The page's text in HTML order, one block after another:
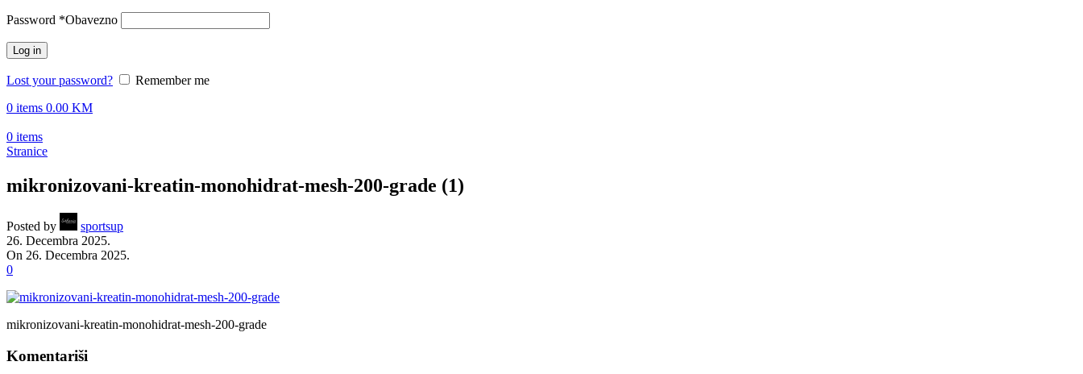
Password *Obavezno
Log in
Lost your password?
Remember me
0 items 0.00 KM
0 items
Stranice
mikronizovani-kreatin-monohidrat-mesh-200-grade (1)
Posted by
sportsup
26. Decembra 2025.
On 26. Decembra 2025.
0
mikronizovani-kreatin-monohidrat-mesh-200-grade
Komentariši